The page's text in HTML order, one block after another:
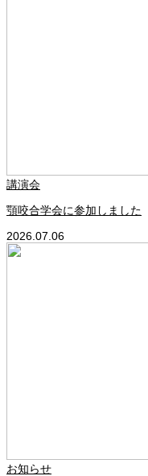
講演会
顎咬合学会に参加しました
2026.07.06
お知らせ